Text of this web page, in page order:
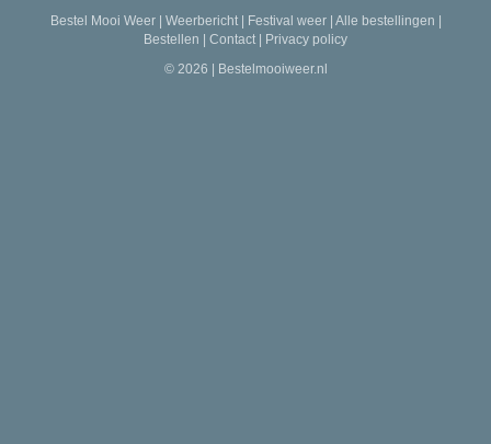
Bestel Mooi Weer| Weerbericht| Festival weer| Alle bestellingen |
Bestellen | Contact | Privacy policy
© 2026 | Bestelmooiweer.nl